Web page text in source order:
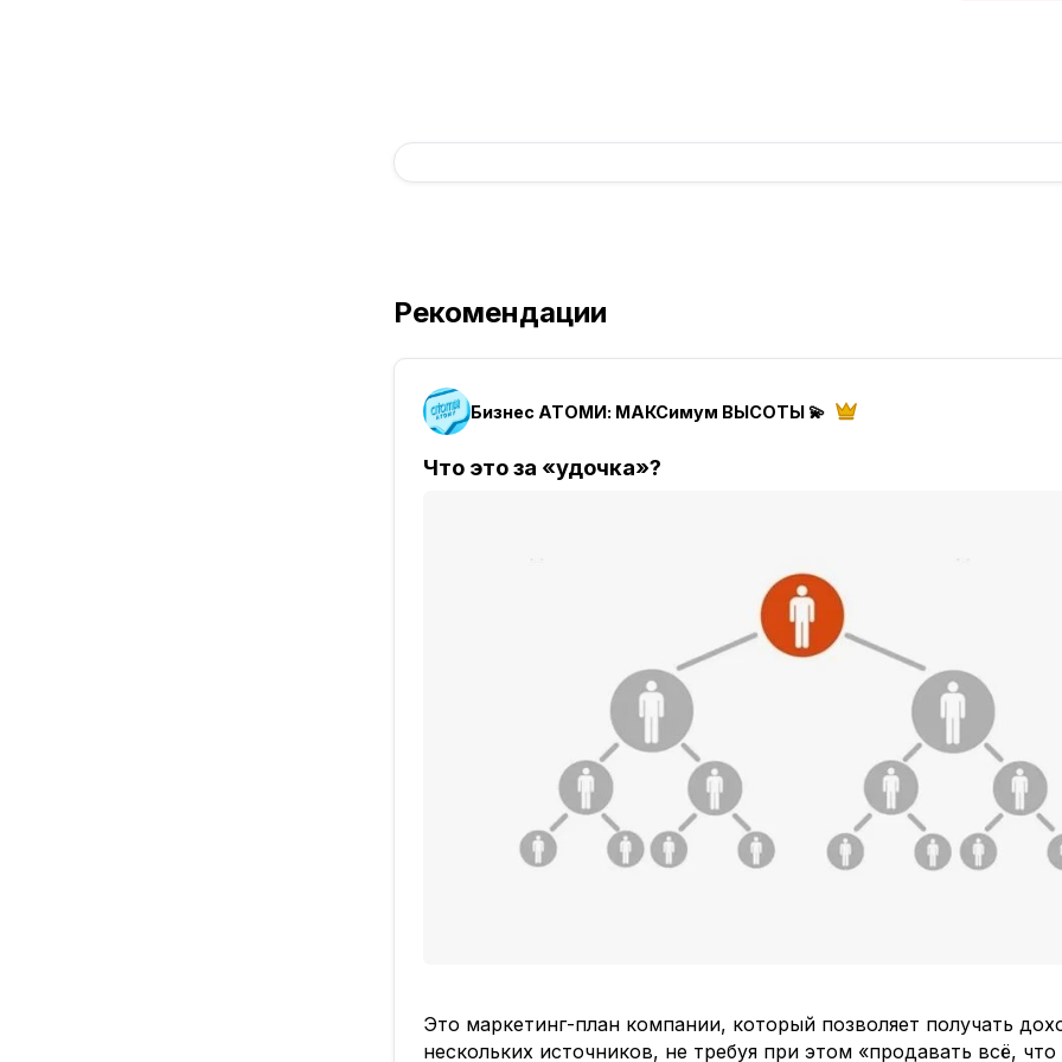
Рекомендации
Бизнес АТОМИ: МАКСимум ВЫСОТЫ 💫
Что это за «удочка»?
Это маркетинг-план компании, который позволяет получать
нескольких источников, не требуя при этом «продавать всё, что